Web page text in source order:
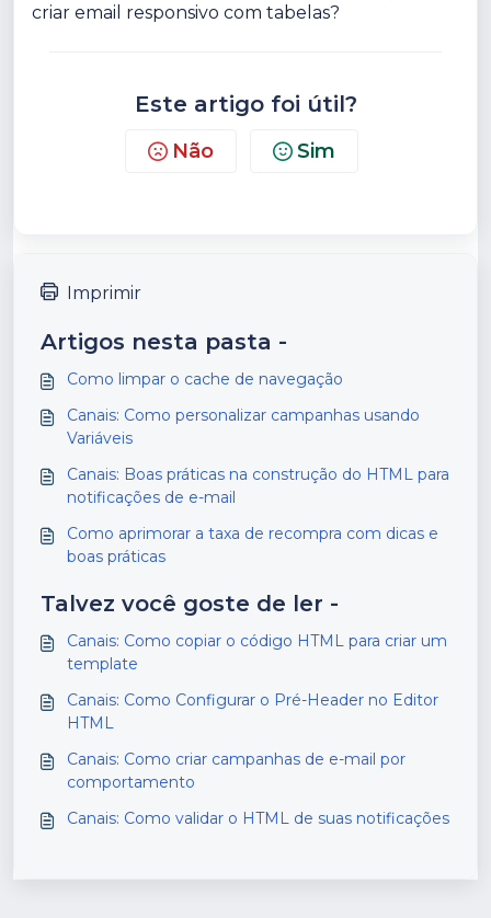
criar email responsivo com tabelas?
Este artigo foi útil?
Não Sim
Imprimir
Artigos nesta pasta -
Como limpar o cache de navegação
Canais: Como personalizar campanhas usando
Variáveis
Canais: Boas práticas na construção do HTML para
notificações de e-mail
Como aprimorar a taxa de recompra com dicas e
boas práticas
Talvez você goste de ler -
Canais: Como copiar o código HTML para criar um
template
Canais: Como Configurar o Pré-Header no Editor
HTML
Canais: Como criar campanhas de e-mail por
comportamento
Canais: Como validar o HTML de suas notificações